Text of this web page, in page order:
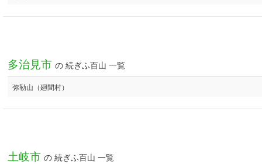
多治見市 の 続ぎふ百山 一覧
弥勒山（廻間村）
土岐市 の 続ぎふ百山 一覧